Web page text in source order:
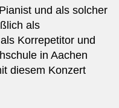
und als solcher
als
Korrepetitor und
in Aachen
diesem Konzert